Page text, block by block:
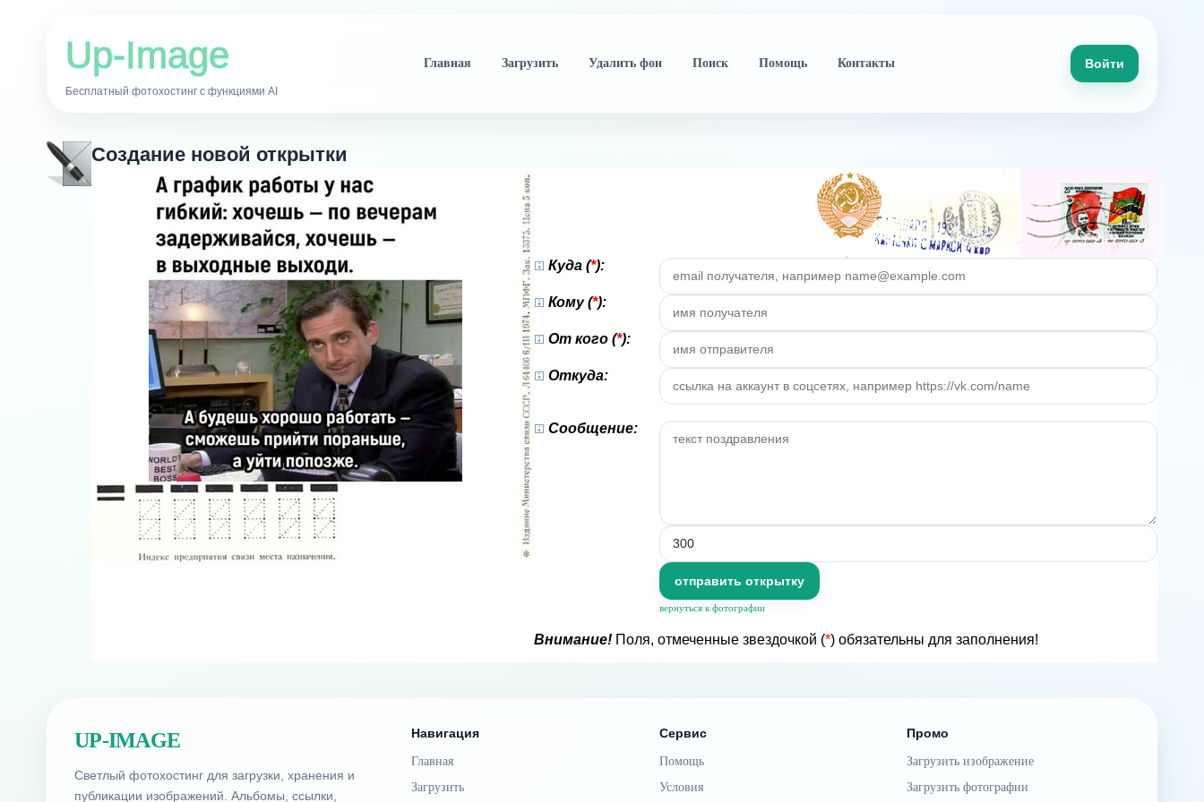
Up-Image
Бесплатный фотохостинг с функциями AI
Главная Загрузить Удалить фон Поиск Помощь Контакты Войти
Создание новой открытки
Куда (*):
Кому (*):
От кого (*):
Откуда:
Сообщение:
вернуться к фотографии
Внимание! Поля, отмеченные звездочкой (*) обязательны для заполнения!
UP-IMAGE
Светлый фотохостинг для загрузки, хранения и
публикации изображений. Альбомы, ссылки,
Навигация
Главная
Загрузить
Сервис
Помощь
Условия
Промо
Загрузить изображение
Загрузить фотографии